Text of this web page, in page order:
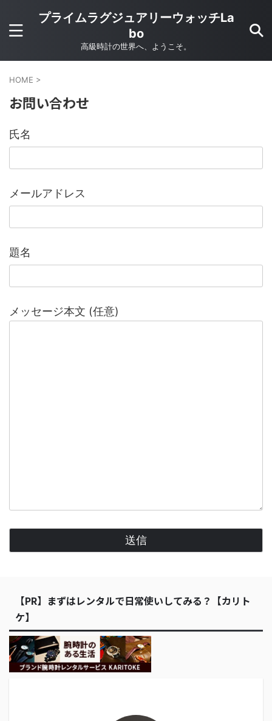
プライムラグジュアリーウォッチLa
bo
高級時計の世界へ、ようこそ。
HOME >
お問い合わせ
氏名
メールアドレス
題名
メッセージ本文 (任意)
【PR】まずはレンタルで日常使いしてみる？【カリト
ケ】